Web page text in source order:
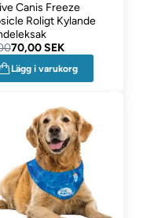
Canis Freeze
Roligt Kylande
70,00 SEK
Lägg i varukorg